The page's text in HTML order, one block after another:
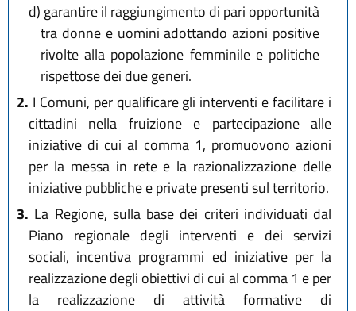
d) garantire il raggiungimento di pari opportunità
tra donne e uomini adottando azioni positive
rivolte alla popolazione femminile e politiche
rispettose dei due generi.
2. I Comuni, per qualificare gli interventi e facilitare i
cittadini nella fruizione e partecipazione alle
iniziative di cui al comma 1, promuovono azioni
per la messa in rete e la razionalizzazione delle
iniziative pubbliche e private presenti sul territorio.
3. La Regione, sulla base dei criteri individuati dal
Piano regionale degli interventi e dei servizi
sociali, incentiva programmi ed iniziative per la
realizzazione degli obiettivi di cui al comma 1 e per
la realizzazione di attività formative di